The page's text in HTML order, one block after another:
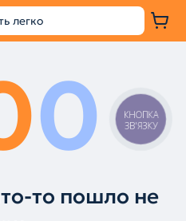
0
то пошло не
КНОПКА
ЗВ'ЯЗКУ